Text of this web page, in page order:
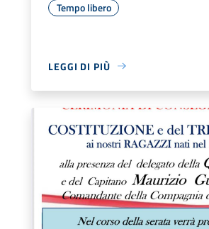
Tempo libero
LEGGI DI PIÙ